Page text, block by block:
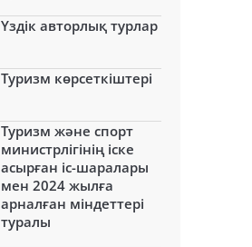
Үздік авторлық турлар
Туризм көрсеткіштері
Туризм және спорт
министрлігінің іске
асырған іс-шаралары
мен 2024 жылға
арналған міндеттері
туралы